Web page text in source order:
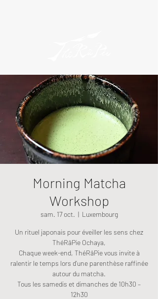
Morning Matcha
Workshop
sam. 17 oct.
  |
Luxembourg
Un rituel japonais pour éveiller les sens chez
ThéRâPie Ochaya,
Chaque week-end, ThéRâPie vous invite à
ralentir le temps lors d’une parenthèse raffinée
autour du matcha.
Tous les samedis et dimanches de 10h30 –
12h30